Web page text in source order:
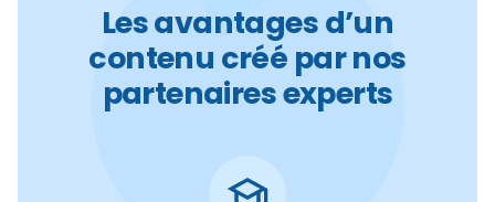
Les avantages d’un
contenu créé par nos
partenaires experts